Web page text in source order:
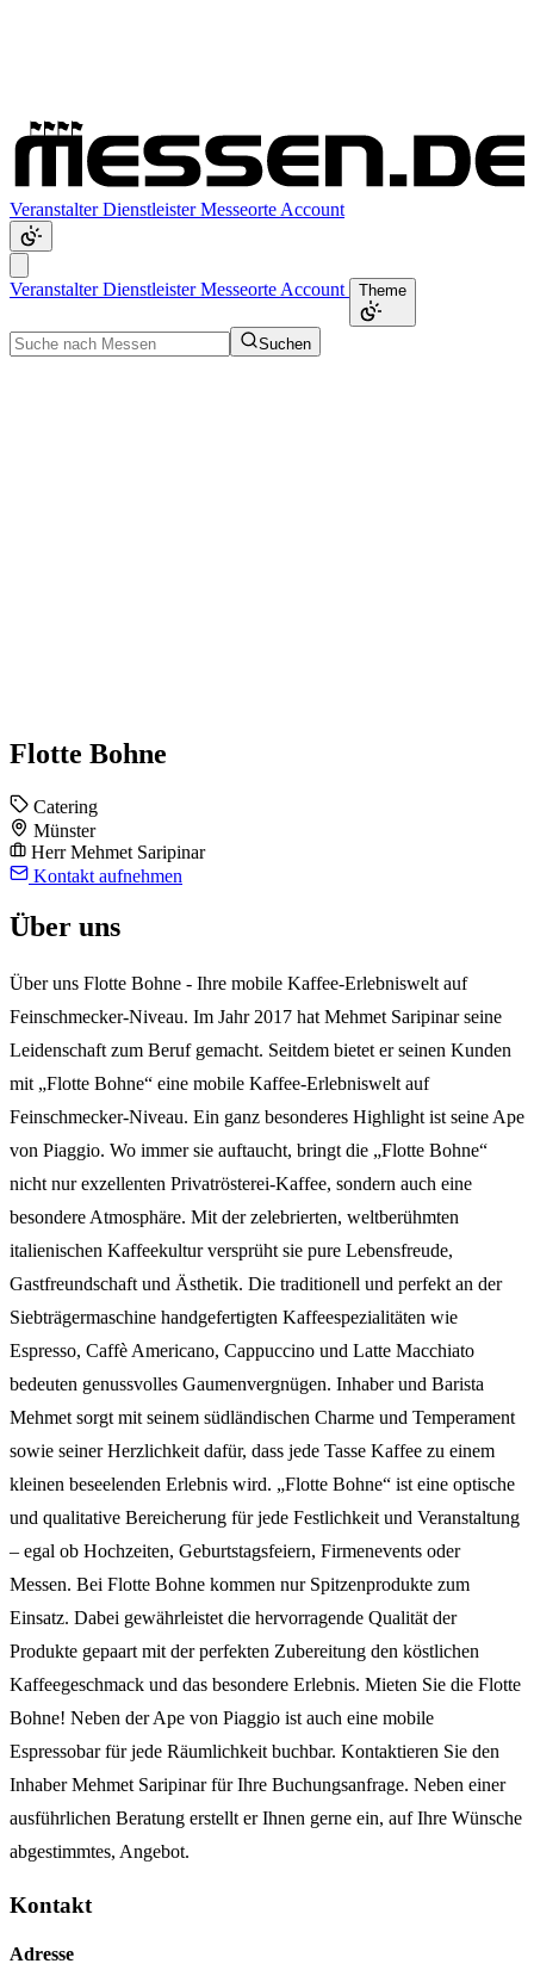
VeranstalterDienstleisterMesseorte Account
VeranstalterDienstleisterMesseorte Account Theme
Suchen
Flotte Bohne
Catering
Münster
Herr Mehmet Saripinar
Kontakt aufnehmen
Über uns
Über uns Flotte Bohne - Ihre mobile Kaffee-Erlebniswelt auf
Feinschmecker-Niveau. Im Jahr 2017 hat Mehmet Saripinar seine
Leidenschaft zum Beruf gemacht. Seitdem bietet er seinen Kunden
mit „Flotte Bohne“ eine mobile Kaffee-Erlebniswelt auf
Feinschmecker-Niveau. Ein ganz besonderes Highlight ist seine Ape
von Piaggio. Wo immer sie auftaucht, bringt die „Flotte Bohne“
nicht nur exzellenten Privatrösterei-Kaffee, sondern auch eine
besondere Atmosphäre. Mit der zelebrierten, weltberühmten
italienischen Kaffeekultur versprüht sie pure Lebensfreude,
Gastfreundschaft und Ästhetik. Die traditionell und perfekt an der
Siebträgermaschine handgefertigten Kaffeespezialitäten wie
Espresso, Caffè Americano, Cappuccino und Latte Macchiato
bedeuten genussvolles Gaumenvergnügen. Inhaber und Barista
Mehmet sorgt mit seinem südländischen Charme und Temperament
sowie seiner Herzlichkeit dafür, dass jede Tasse Kaffee zu einem
kleinen beseelenden Erlebnis wird. „Flotte Bohne“ ist eine optische
und qualitative Bereicherung für jede Festlichkeit und Veranstaltung
– egal ob Hochzeiten, Geburtstagsfeiern, Firmenevents oder
Messen. Bei Flotte Bohne kommen nur Spitzenprodukte zum
Einsatz. Dabei gewährleistet die hervorragende Qualität der
Produkte gepaart mit der perfekten Zubereitung den köstlichen
Kaffeegeschmack und das besondere Erlebnis. Mieten Sie die Flotte
Bohne! Neben der Ape von Piaggio ist auch eine mobile
Espressobar für jede Räumlichkeit buchbar. Kontaktieren Sie den
Inhaber Mehmet Saripinar für Ihre Buchungsanfrage. Neben einer
ausführlichen Beratung erstellt er Ihnen gerne ein, auf Ihre Wünsche
abgestimmtes, Angebot.
Kontakt
Adresse